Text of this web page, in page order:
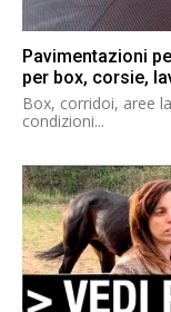
Pavimentazioni
per box, corsie,
Box, corridoi, aree
condizioni...